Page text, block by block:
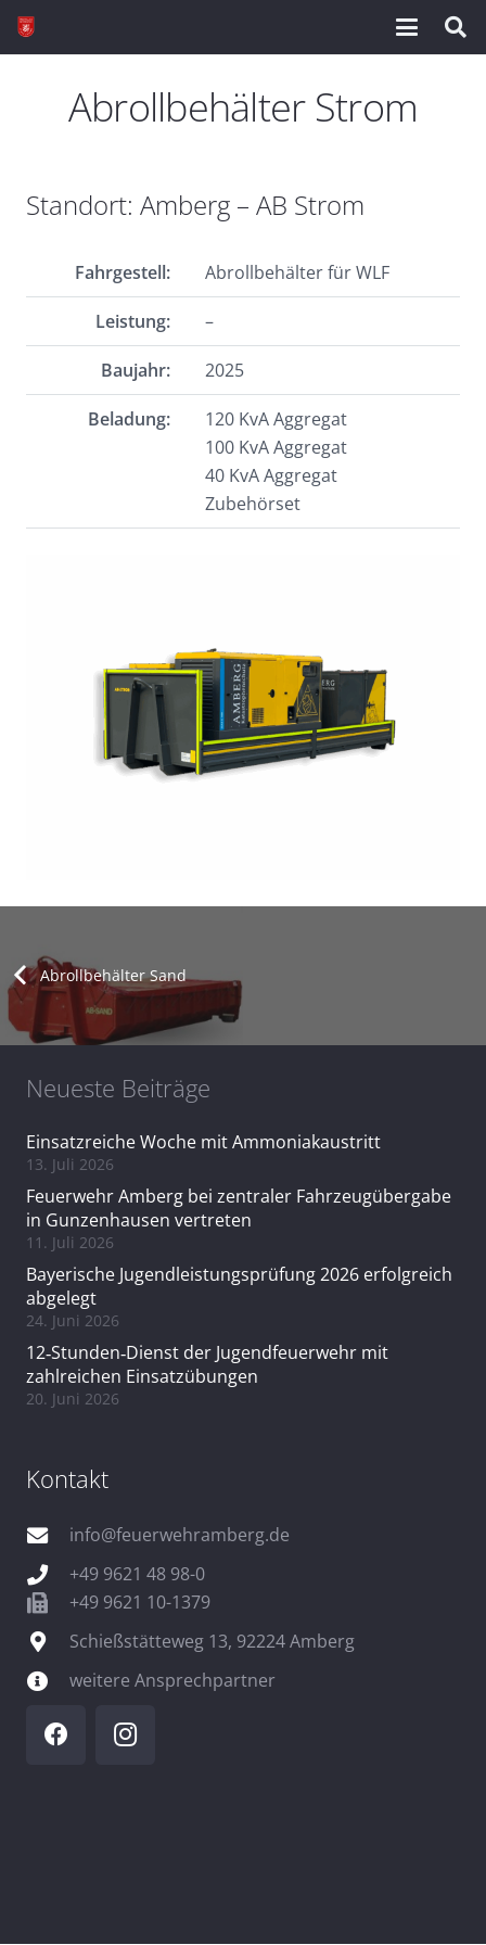
Abrollbehälter Strom
Standort: Amberg – AB Strom
Fahrgestell: Abrollbehälter für WLF
Leistung: –
Baujahr: 2025
Beladung:
120 KvA Aggregat
100 KvAAggregat
40 KvAAggregat
Zubehörset
Abrollbehälter Sand
Neueste Beiträge
Einsatzreiche Woche mit Ammoniakaustritt
13. Juli 2026
Feuerwehr Amberg bei zentraler Fahrzeugübergabe
in Gunzenhausen vertreten
11. Juli 2026
Bayerische Jugendleistungsprüfung 2026 erfolgreich
abgelegt
24. Juni 2026
12‑Stunden‑Dienst der Jugendfeuerwehr mit
zahlreichen Einsatzübungen
20. Juni 2026
Kontakt
info@feuerwehramberg.de
+49 9621 48 98-0
+49 9621 10-1379
Schießstätteweg 13, 92224 Amberg
weitere Ansprechpartner